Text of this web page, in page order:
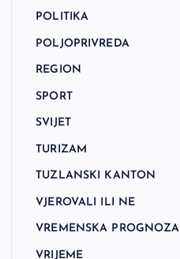
POLITIKA
POLJOPRIVREDA
REGION
SPORT
SVIJET
TURIZAM
TUZLANSKI KANTON
VJEROVALI ILI NE
VREMENSKA PROGNOZA
VRIJEME